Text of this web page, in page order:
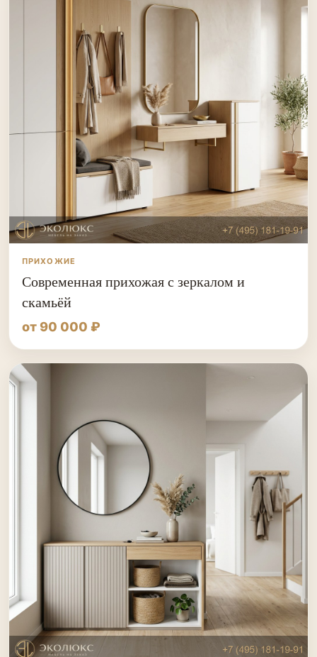
ПРИХОЖИЕ
Современная прихожая с зеркалом и
скамьёй
от 90 000 ₽